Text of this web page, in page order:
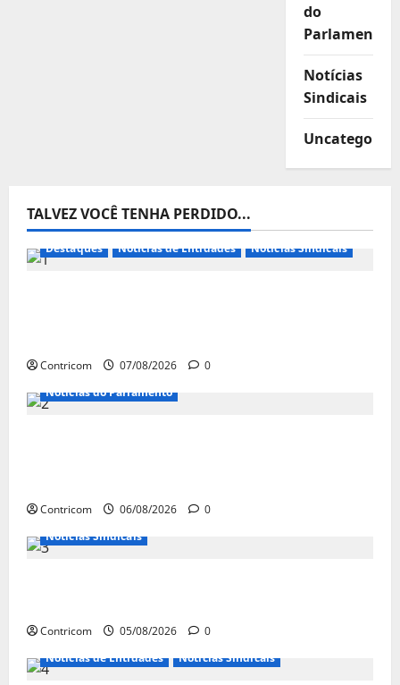
do
Parlamento
Notícias
Sindicais
TALVEZ VOCÊ TENHA PERDIDO...
Destaques Notícias de Entidades Notícias Sindicais
Contricom 07/08/2026
0
Notícias do Parlamento
Contricom 06/08/2026
0
Notícias Sindicais
Contricom 05/08/2026
0
Notícias de Entidades
Notícias Sindicais